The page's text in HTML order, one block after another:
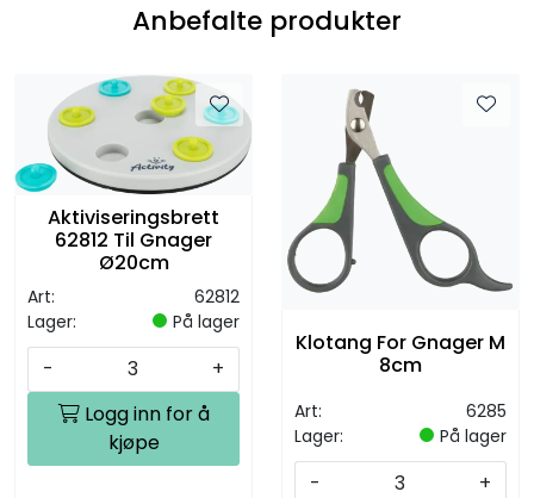
Anbefalte produkter
Aktiviseringsbrett
62812 Til Gnager
Ø20cm
Art:
62812
Lager:
På lager
-
+
Logg inn for å
kjøpe
Klotang For Gnager M
8cm
Art:
6285
Lager:
På lager
-
+